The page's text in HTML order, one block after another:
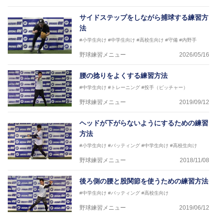
サイドステップをしながら捕球する練習方
法
#小学生向け #中学生向け #高校生向け #守備 #内野手
野球練習メニュー 2026/05/16
腰の捻りをよくする練習方法
#中学生向け #トレーニング #投手（ピッチャー）
野球練習メニュー 2019/09/12
ヘッドが下がらないようにするための練習
方法
#小学生向け #バッティング #中学生向け #高校生向け
野球練習メニュー 2018/11/08
後ろ側の腰と股関節を使うための練習方法
#中学生向け #バッティング #高校生向け
野球練習メニュー 2019/06/12